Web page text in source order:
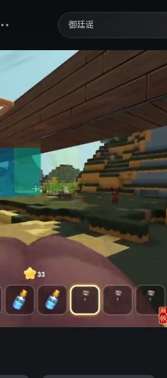
御廷谣
歌手2026
你好，星期六
中餐厅·南洋拾光季
快乐老家
野狗骨头
忙忙碌碌寻宝藏2
我们的宿舍·归心季
爸爸当家 第五季